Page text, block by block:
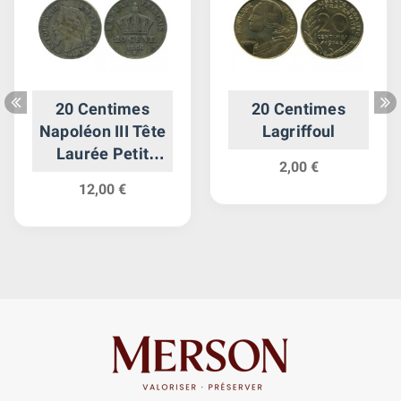
20 Centimes
Napoléon III Tête
Laurée Petit
Empire
12,00 €
20 Centimes
Lagriffoul
2,00 €